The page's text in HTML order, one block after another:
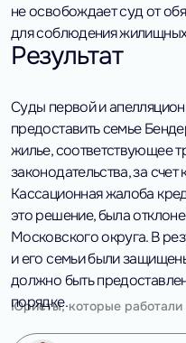
не освобождает суд от
для соблюдения
Результат
Суды первой и
предоставить семье
жилье, соответствующее
законодательства, за
Кассационная жалоба
это решение, была
Московского округа. В
и его семьи были
должно быть
порядке.
Юристы, которые работали